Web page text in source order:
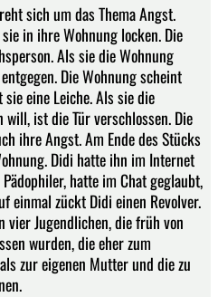
sich um das Thema Angst.
in ihre Wohnung locken. Die
Als sie die Wohnung
Die Wohnung scheint
eine Leiche. Als sie die
ist die Tür verschlossen. Die
ihre Angst. Am Ende des Stücks
Didi hatte ihn im Internet
hatte im Chat geglaubt,
einmal zückt Didi einen Revolver.
vier Jugendlichen, die früh von
wurden, die eher zum
zur eigenen Mutter und die zu